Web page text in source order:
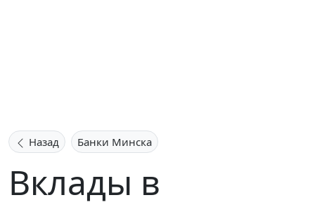
Назад Банки Минска
Вклады в